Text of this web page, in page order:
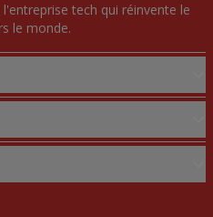
tech qui réinvente le
le monde.